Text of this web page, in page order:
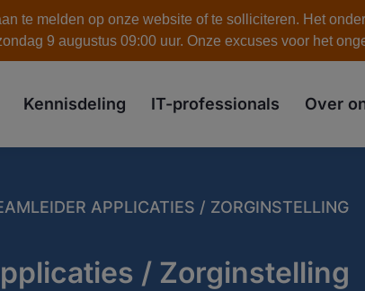
te melden op onze website of te solliciteren. Het
9 augustus 09:00 uur. Onze excuses voor het
skip to the main content
Kennisdeling IT-professionals Over
APPLICATIES / ZORGINSTELLING
/ Zorginstelling